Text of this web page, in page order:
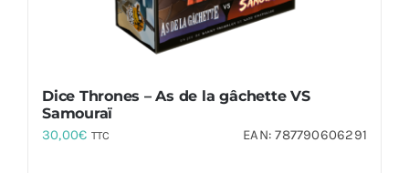
Dice Thrones – As de la gâchette VS
Samouraï
30,00€ TTC EAN:787790606291